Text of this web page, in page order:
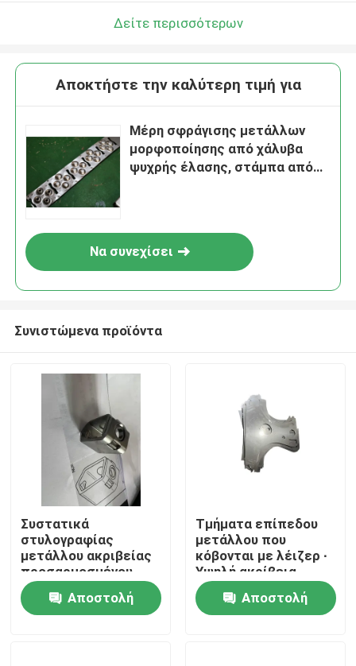
Σπίτι
Προϊόντα
Δείτε περισσότερων
Αποκτήστε την καλύτερη τιμή για
Μέρη σφράγισης μετάλλων
μορφοποίησης από χάλυβα
ψυχρής έλασης, στάμπα από
Να συνεχίσει
Συνιστώμενα προϊόντα
Συστατικά
στυλογραφίας
μετάλλου ακριβείας
προσαρμοσμένου
σχήματος που
παρέχουν
ανθεκτικές λύσεις
Αποστολή
Τμήματα επίπεδου
μετάλλου που
κόβονται με λέιζερ ∙
Υψηλή ακρίβεια,
καθαρές άκρες,
προσαρμόσιμα,
ανθεκτικά
Αποστολή